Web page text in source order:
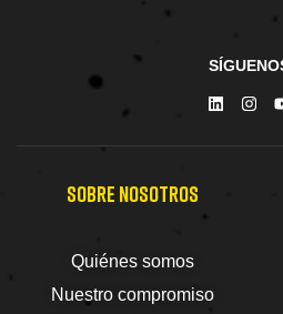
SOBRE NOSOTROS
Quiénes somos
Nuestro compromiso